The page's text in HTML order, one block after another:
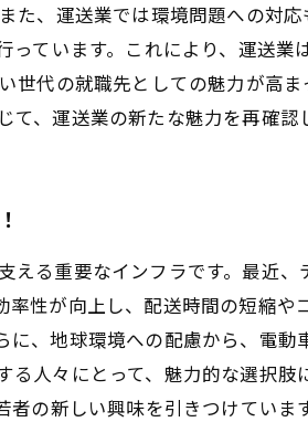
、運送業では環境問題への対
ています。これにより、運送
代の就職先としての魅力が高
、運送業の新たな魅力を再確認
る重要なインフラです。最近
性が向上し、配送時間の短縮
、地球環境への配慮から、電
人々にとって、魅力的な選択
の新しい興味を引きつけてい